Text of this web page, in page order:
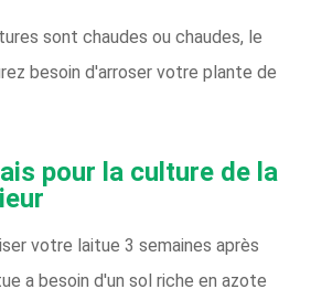
sont chaudes ou chaudes, le
besoin d'arroser votre plante de
pour la culture de la
votre laitue 3 semaines après
a besoin d'un sol riche en azote